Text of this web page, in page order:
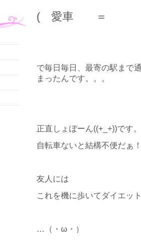
( 愛車 ＝
で毎日毎日、最寄の駅まで
まったんです。。。
正直しょぼーん((+_+))です
自転車ないと結構不便だぁ
友人には
これを機に歩いてダイエッ
…（・ω・）